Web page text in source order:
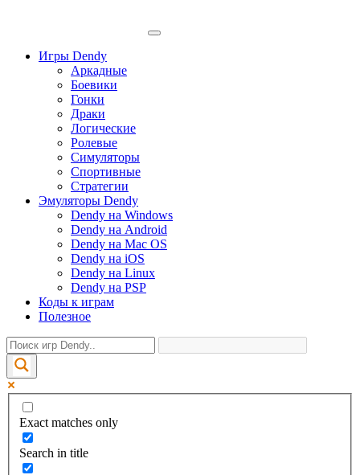
Игры Dendy
Аркадные
Боевики
Гонки
Драки
Логические
Ролевые
Симуляторы
Спортивные
Стратегии
Эмуляторы Dendy
Dendy на Windows
Dendy на Android
Dendy на Mac OS
Dendy на iOS
Dendy на Linux
Dendy на PSP
Коды к играм
Полезное
Exact matches only
Search in title